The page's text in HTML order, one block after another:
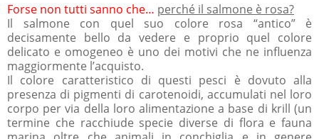
Forse non tutti sanno che… perché il salmone è rosa?
Il salmone con quel suo colore rosa “antico” è
decisamente bello da vedere e proprio quel colore
delicato e omogeneo è uno dei motivi che ne influenza
maggiormente l’acquisto.
Il colore caratteristico di questi pesci è dovuto alla
presenza di pigmenti di carotenoidi, accumulati nel loro
corpo per via della loro alimentazione a base di krill (un
termine che racchiude specie diverse di flora e fauna